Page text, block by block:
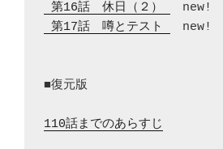
第16話　休日（２）
第17話　噂とテスト
new!
■復元版
110話までのあらすじ